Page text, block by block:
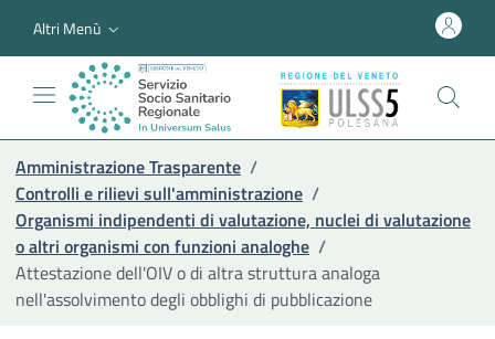
Altri Menù
Amministrazione Trasparente /
Controlli e rilievi sull'amministrazione /
Organismi indipendenti di valutazione, nuclei di valutazione
o altri organismi con funzioni analoghe /
Attestazione dell'OIV o di altra struttura analoga
nell'assolvimento degli obblighi di pubblicazione